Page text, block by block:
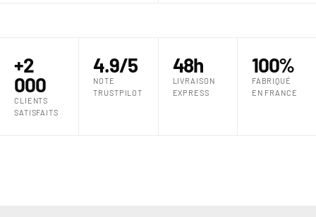
+2
000
CLIENTS
SATISFAITS
4.9/5
NOTE
TRUSTPILOT
48h
LIVRAISON
EXPRESS
100%
FABRIQUÉ
EN FRANCE